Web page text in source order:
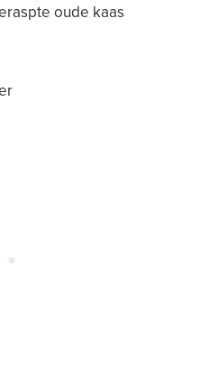
oude kaas